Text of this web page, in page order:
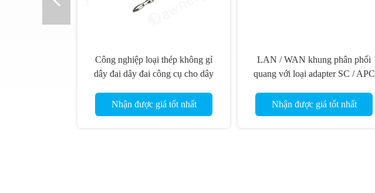
Công nghiệp loại thép không gỉ
dây đai dây đai công cụ cho dây
Nhận được giá tốt nhất
LAN / WAN khung phân phối
quang với loại adapter SC / APC
Nhận được giá tốt nhất